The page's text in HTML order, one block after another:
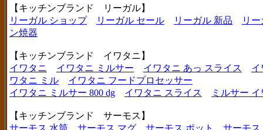
【キッチンブランド リーガル】
リーガル ショップ
リーガル セール リーガル 新品
リ
ン焼器
【キッチンブランド イワタニ】
イワタニ
イワタニ ミルサー イワタニ あっ スライス
イ
ワタニ ミル
イワタニ フードプロセッサー
イワタニ ミルサー 800 dg
イワタニ スライス ミルサー
【キッチンブランド サーモス】
サーモス 水筒
サーモス マグ サーモス ポット
サーモス